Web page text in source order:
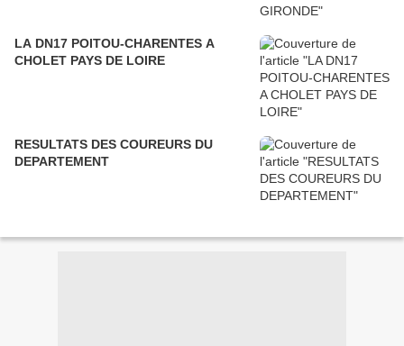
LA DN17 POITOU-CHARENTES A
CHOLET PAYS DE LOIRE
RESULTATS DES COUREURS DU
DEPARTEMENT